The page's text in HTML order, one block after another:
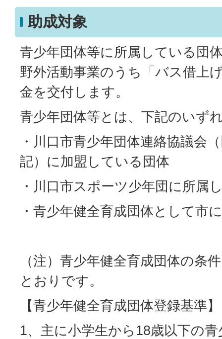
助成対象
青少年団体等に所属している団
野外活動事業のうち「バス借上
金を交付します。
青少年団体等とは、下記のいず
・川口市青少年団体連絡協議会
記）に加盟している団体
・川口市スポーツ少年団に所属
・青少年健全育成団体として市
（注）青少年健全育成団体の条
とおりです。
【青少年健全育成団体登録基準】
1、主に小学生から18歳以下の